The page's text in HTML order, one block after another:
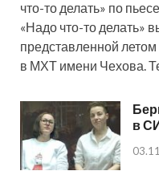
что-то делать» по
«Надо что-то делать»
представленной
в МХТ имени Чехова.
в